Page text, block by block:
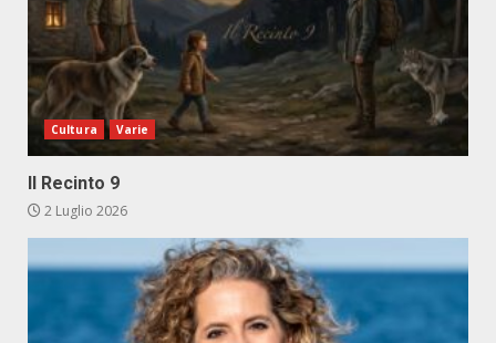
Cultura Varie
Il Recinto 9
2 Luglio 2026